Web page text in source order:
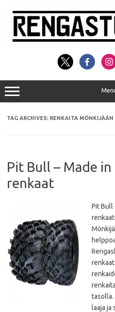
content
TAG ARCHIVES: RENKAITA MÖNKIJÄÄN
Pit Bull – Made
renkaat
Pit Bull
tasolla.
laaja ja